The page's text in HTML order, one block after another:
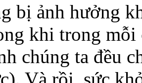
bị ảnh hưởng
khi trong mỗi
chúng ta đều
Và rồi, sức